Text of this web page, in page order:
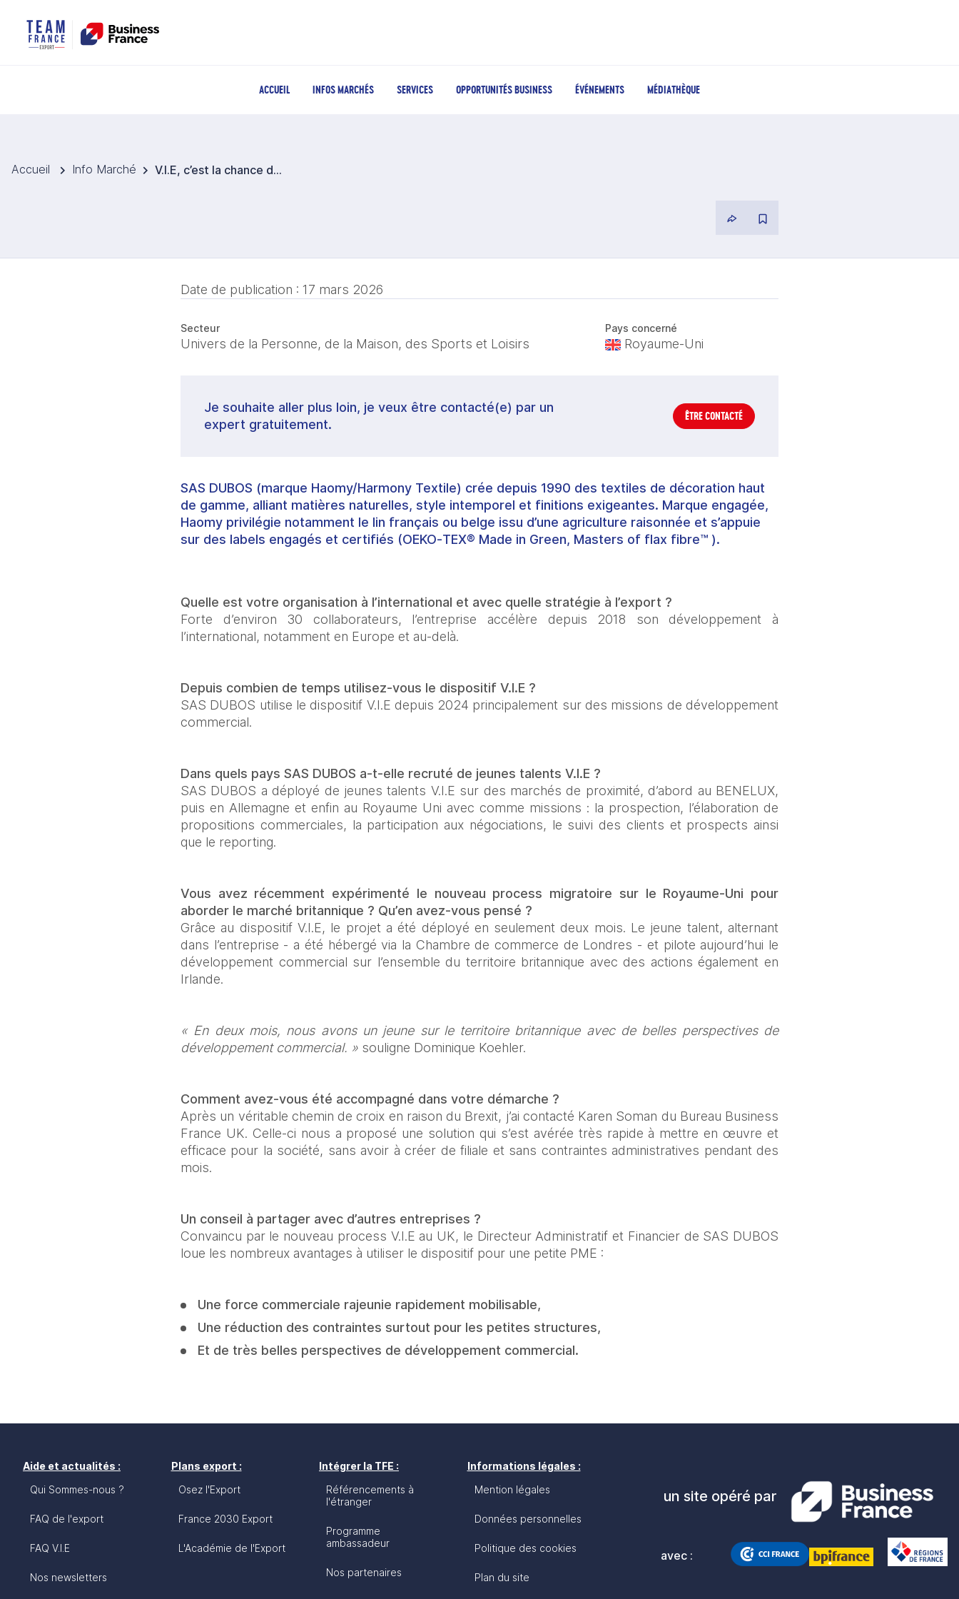
ACCUEIL INFOS MARCHÉS SERVICES OPPORTUNITÉS BUSINESS ÉVÉNEMENTS MÉDIATHÈQUE
Accueil Info Marché V.I.E, c’est la chance de mettre une force commerciale au UK sans contraintes pour HAOMY
Date de publication : 17 mars 2026
Secteur
Univers de la Personne, de la Maison, des Sports et Loisirs
Pays concerné
Royaume-Uni
Je souhaite aller plus loin, je veux être contacté(e) par un
expert gratuitement.
ÊTRE CONTACTÉ
SAS DUBOS (marque Haomy/Harmony Textile) crée depuis 1990 des textiles de décoration haut
de gamme, alliant matières naturelles, style intemporel et finitions exigeantes. Marque engagée,
Haomy privilégie notamment le lin français ou belge issu d’une agriculture raisonnée et s’appuie
sur des labels engagés et certifiés (OEKO‑TEX® Made in Green, Masters of flax fibre™ ).
Quelle est votre organisation à l’international et avec quelle stratégie à l’export ?
Forte d’environ 30 collaborateurs, l’entreprise accélère depuis 2018 son développement à
l’international, notamment en Europe et au‑delà.
Depuis combien de temps utilisez-vous le dispositif V.I.E ?
SAS DUBOS utilise le dispositif V.I.E depuis 2024 principalement sur des missions de développement
commercial.
Dans quels pays SAS DUBOS a-t-elle recruté de jeunes talents V.I.E ?
SAS DUBOS a déployé de jeunes talents V.I.E sur des marchés de proximité, d’abord au BENELUX,
puis en Allemagne et enfin au Royaume Uni avec comme missions : la prospection, l’élaboration de
propositions commerciales, la participation aux négociations, le suivi des clients et prospects ainsi
que le reporting.
Vous avez récemment expérimenté le nouveau process migratoire sur le Royaume-Uni pour
aborder le marché britannique ? Qu’en avez-vous pensé ?
Grâce au dispositif V.I.E, le projet a été déployé en seulement deux mois. Le jeune talent, alternant
dans l’entreprise - a été hébergé via la Chambre de commerce de Londres - et pilote aujourd’hui le
développement commercial sur l’ensemble du territoire britannique avec des actions également en
Irlande.
« En deux mois, nous avons un jeune sur le territoire britannique avec de belles perspectives de
développement commercial. » souligne Dominique Koehler.
Comment avez-vous été accompagné dans votre démarche ?
Après un véritable chemin de croix en raison du Brexit, j’ai contacté Karen Soman du Bureau Business
France UK. Celle-ci nous a proposé une solution qui s’est avérée très rapide à mettre en œuvre et
efficace pour la société, sans avoir à créer de filiale et sans contraintes administratives pendant des
mois.
Un conseil à partager avec d’autres entreprises ?
Convaincu par le nouveau process V.I.E au UK, le Directeur Administratif et Financier de SAS DUBOS
loue les nombreux avantages à utiliser le dispositif pour une petite PME :
Une force commerciale rajeunie rapidement mobilisable,
Une réduction des contraintes surtout pour les petites structures,
Et de très belles perspectives de développement commercial.
Aide et actualités :
Qui Sommes-nous ?
FAQ de l'export
FAQ V.I.E
Nos newsletters
Plans export :
Osez l'Export
France 2030 Export
L'Académie de l'Export
Intégrer la TFE :
Référencements à
l'étranger
Programme
ambassadeur
Nos partenaires
Informations légales :
Mention légales
Données personnelles
Politique des cookies
Plan du site
un site opéré par
avec :